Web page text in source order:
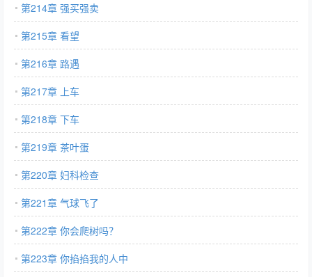
第214章 强买强卖
第215章 看望
第216章 路遇
第217章 上车
第218章 下车
第219章 茶叶蛋
第220章 妇科检查
第221章 气球飞了
第222章 你会爬树吗？
第223章 你掐掐我的人中